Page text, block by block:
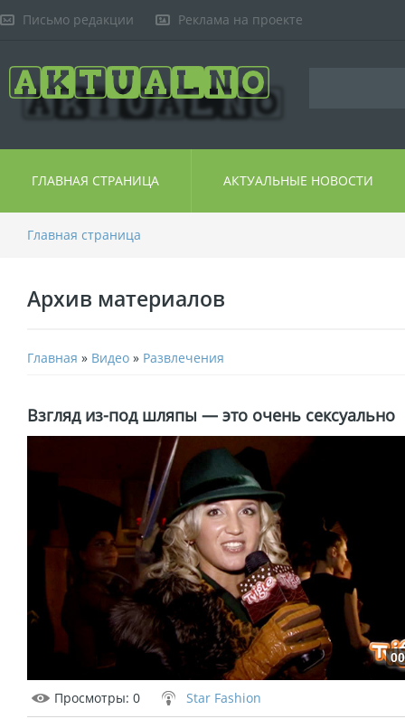
Письмо редакции Реклама на проекте
ГЛАВНАЯ СТРАНИЦА АКТУАЛЬНЫЕ НОВОСТИ
Главная страница
Архив материалов
Главная » Видео » Развлечения
Взгляд из-под шляпы — это очень сексуально
Просмотры: 0 Star Fashion